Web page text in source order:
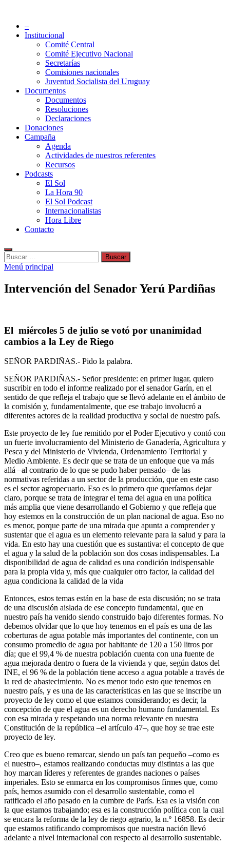
contenido
Partido Socialista de Uruguay
–
Institucional
Comité Central
Comité Ejecutivo Nacional
Secretarías
Comisiones nacionales
Juventud Socialista del Uruguay
Documentos
Documentos
Resoluciones
Declaraciones
Donaciones
Campaña
Agenda
Actividades de nuestros referentes
Recursos
Podcasts
El Sol
La Hora 90
El Sol Podcast
Internacionalistas
Hora Libre
Contacto
Buscar:
Menú principal
Intervención del Senador Yerú Pardiñas
El miércoles 5 de julio se votó por unanimidad
cambios a la Ley de Riego
SEÑOR PARDIÑAS.- Pido la palabra.
SEÑOR PARDIÑAS.- Señor presidente: en primer lugar, quiero
suscribir en todo el informe realizado por el senador Garín, en el
sentido de que refleja el trabajo que se llevó adelante en el ámbito de
la comisión y, fundamentalmente, que ese trabajo involucró a
diferentes actores de la realidad productiva y social de nuestro país.
Este proyecto de ley fue remitido por el Poder Ejecutivo y contó con
un fuerte involucramiento del Ministerio de Ganadería, Agricultura y
Pesca y del Ministerio de Vivienda, Ordenamiento Territorial y
Medio Ambiente. Es decir que se trata de un enfoque que va más
allá –al contrario de lo que se pudo haber pensado– de las
normativas referidas a un sector de la producción, que en este caso
es el sector agropecuario. Eso es lo primero que queríamos dejar
claro, porque se trata de integrar el tema del agua en una política
más amplia que viene desarrollando el Gobierno y que refleja que
hoy estemos en la construcción de un plan nacional de agua. Eso no
es menor, porque parte de una mirada que apunta a comprender y
sustentar que el agua es un elemento relevante para la salud y para la
vida. En esto hay una cuestión que es sustantiva: el concepto de que
el agua y la salud de la población son dos cosas indispensables. La
disponibilidad de agua de calidad es una condición indispensable
para la propia vida y, más que cualquier otro factor, la calidad del
agua condiciona la calidad de la vida
Entonces, estos temas están en la base de esta discusión; no se trata
de una discusión aislada de ese concepto fundamental, que en
nuestro país ha venido siendo construido bajo diferentes formas. No
debemos olvidar que lo que hoy tenemos en el país es una de las
coberturas de agua potable más importantes del continente, con un
consumo promedio de agua por habitante de 120 a 150 litros por
día; que el 99,4 % de nuestra población cuenta con una fuente de
agua mejorada dentro o fuera de la vivienda y que, según datos del
INE, el 96 % de la población tiene acceso a agua potable a través de
la red de abastecimiento. No es menor todo esto que tenemos en
nuestro país, y es una de las características en las que se inscribe un
proyecto de ley como el que estamos considerando; es decir, la
concepción de que el agua es un derecho humano fundamental. Es
con esa mirada y respetando una norma relevante en nuestra
Constitución de la república –el artículo 47–, que hoy se trae este
proyecto de ley.
Creo que es bueno remarcar, siendo un país tan pequeño –como es
el nuestro–, estamos realizando conductas muy distintas a las que
hoy marcan líderes y referentes de grandes naciones o países
imperiales. Esto se enmarca en los compromisos firmes que, como
país, hemos asumido con el desarrollo sustentable, como el
ratificado el año pasado en la cumbre de París. Esa es la visión con
la que estamos trabajando; esa es la construcción política con la cual
se encara la reforma de la ley de riego agrario, la n.º 16858. Es decir
que estamos ratificando compromisos que nuestra nación llevó
adelante a nivel internacional con respecto al desarrollo sustentable.